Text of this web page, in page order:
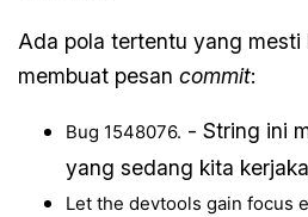
Ada pola tertentu yang mesti
membuat pesancommit:
Bug 1548076. - String ini
yang sedang kita
Let the devtools gain focus